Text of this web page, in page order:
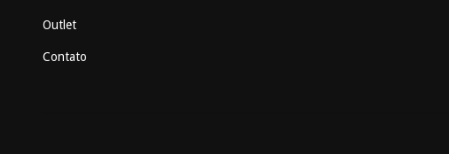
Outlet
Contato